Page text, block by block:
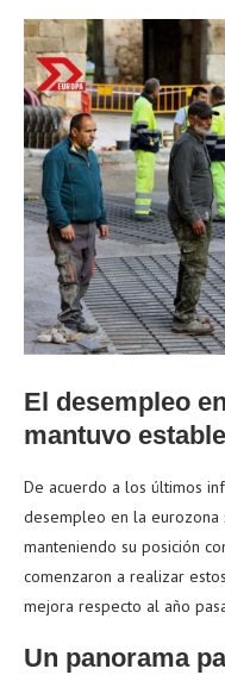
El desempleo
mantuvo
De acuerdo a los últimos
desempleo en la eurozona
manteniendo su posición
comenzaron a realizar
mejora respecto al año
Un panorama